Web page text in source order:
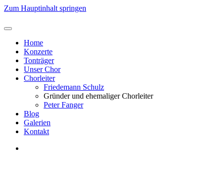
Zum Hauptinhalt springen
Home
Konzerte
Tonträger
Unser Chor
Chorleiter
Friedemann Schulz
Gründer und ehemaliger Chorleiter
Peter Fanger
Blog
Galerien
Kontakt